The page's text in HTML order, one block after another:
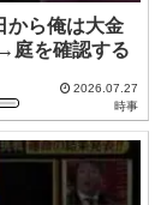
から俺は大金
庭を確認する
2026.07.27
時事